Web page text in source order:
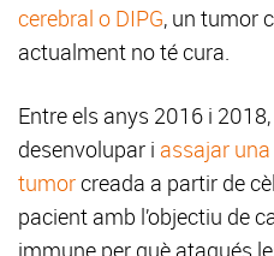
cerebral o DIPG, un tumor
actualment no té cura.
Entre els anys 2016 i 2018,
desenvolupar i assajar
tumorcreada a partir de
pacient amb l’objectiu de
immune per què ataqués